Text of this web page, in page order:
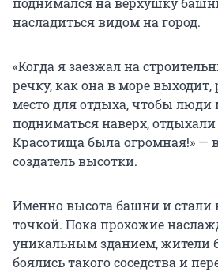
насладиться видом на город.
«Когда я заезжал на
речку, как она в море выходит,
место для отдыха, чтобы люди
подниматься наверх,
Красотища была огромная!» —
создатель высотки.
Именно высота башни и стали
точкой. Пока прохожие
уникальным зданием,
боялись такого соседства и